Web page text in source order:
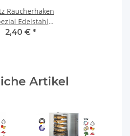
Räucherhaken
Edelstahl
rostfrei
2,40 € *
Artikel